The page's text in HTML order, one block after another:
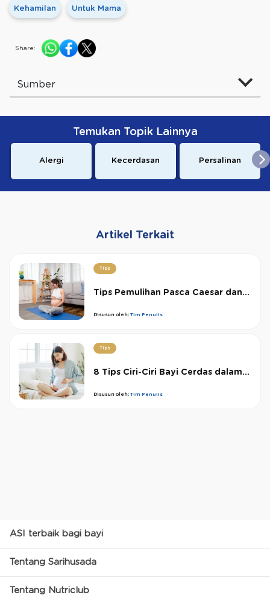
Kehamilan Untuk Mama
Share:
Sumber
Temukan Topik Lainnya
Alergi Kecerdasan Persalinan
Artikel Terkait
Tips
Tips Pemulihan Pasca Caesar dan...
Disusun oleh: Tim Penulis
Tips
8 Tips Ciri-Ciri Bayi Cerdas dalam...
Disusun oleh: Tim Penulis
ASI terbaik bagi bayi
Tentang Sarihusada
Tentang Nutriclub